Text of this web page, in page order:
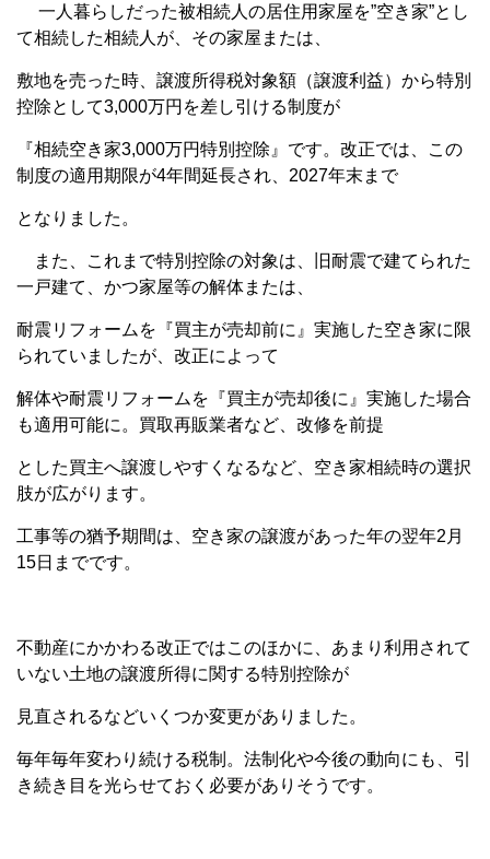
一人暮らしだった被相続人の居住用家屋を”空き家”とし
て相続した相続人が、その家屋または、
敷地を売った時、譲渡所得税対象額（譲渡利益）から特別
控除として3,000万円を差し引ける制度が
『相続空き家3,000万円特別控除』です。改正では、この
制度の適用期限が4年間延長され、2027年末まで
となりました。
また、これまで特別控除の対象は、旧耐震で建てられた
一戸建て、かつ家屋等の解体または、
耐震リフォームを『買主が売却前に』実施した空き家に限
られていましたが、改正によって
解体や耐震リフォームを『買主が売却後に』実施した場合
も適用可能に。買取再販業者など、改修を前提
とした買主へ譲渡しやすくなるなど、空き家相続時の選択
肢が広がります。
工事等の猶予期間は、空き家の譲渡があった年の翌年2月
15日までです。
不動産にかかわる改正ではこのほかに、あまり利用されて
いない土地の譲渡所得に関する特別控除が
見直されるなどいくつか変更がありました。
毎年毎年変わり続ける税制。法制化や今後の動向にも、引
き続き目を光らせておく必要がありそうです。